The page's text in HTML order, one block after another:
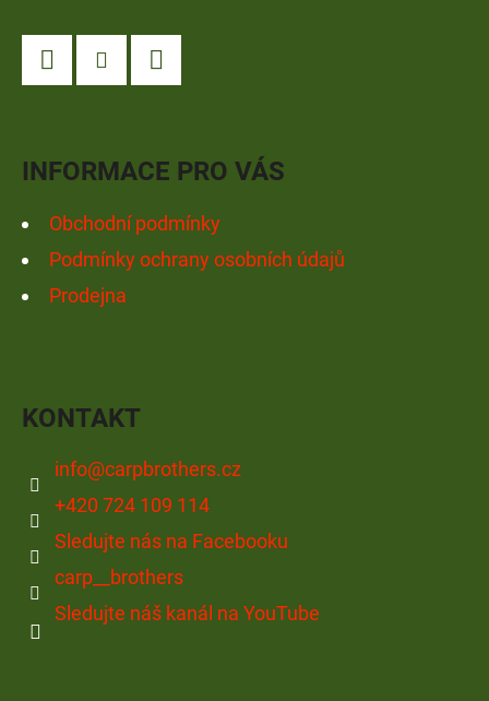
INFORMACE PRO VÁS
Obchodní podmínky
Podmínky ochrany osobních údajů
Prodejna
KONTAKT
info@carpbrothers.cz
+420 724 109 114
Sledujte nás na Facebooku
carp__brothers
Sledujte náš kanál na YouTube